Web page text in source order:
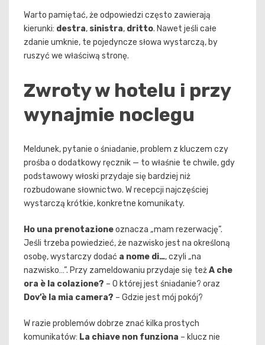
Warto pamiętać, że odpowiedzi często zawierają
kierunki: destra, sinistra, dritto. Nawet jeśli całe
zdanie umknie, te pojedyncze słowa wystarczą, by
ruszyć we właściwą stronę.
Zwroty w hotelu i przy
wynajmie noclegu
Meldunek, pytanie o śniadanie, problem z kluczem czy
prośba o dodatkowy ręcznik — to właśnie te chwile, gdy
podstawowy włoski przydaje się bardziej niż
rozbudowane słownictwo. W recepcji najczęściej
wystarczą krótkie, konkretne komunikaty.
Ho una prenotazioneoznacza „mam rezerwację”.
Jeśli trzeba powiedzieć, że nazwisko jest na określoną
osobę, wystarczy dodać a nome di…, czyli „na
nazwisko…”. Przy zameldowaniu przydaje się teżA che
ora è la colazione? – O której jest śniadanie? oraz
Dov’è la mia camera? – Gdzie jest mój pokój?
W razie problemów dobrze znać kilka prostych
komunikatów: La chiave non funziona – klucz nie